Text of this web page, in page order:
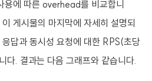
에 따른 overhead를 비교합니
게시물의 마지막에 자세히 설명되
답과 동시성 요청에 대한 RPS(초당
다. 결과는 다음 그래프와 같습니다.